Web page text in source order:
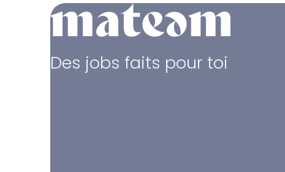
Des jobs faits pour toi